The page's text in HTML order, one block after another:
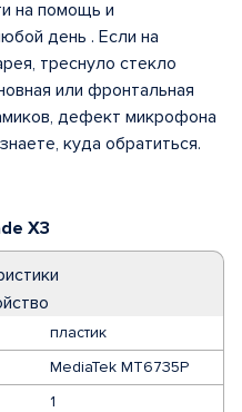
X3
пластик
MediaTek MT6735P
1
на помощь и
день . Если на
треснуло стекло
или фронтальная
дефект микрофона
куда обратиться.